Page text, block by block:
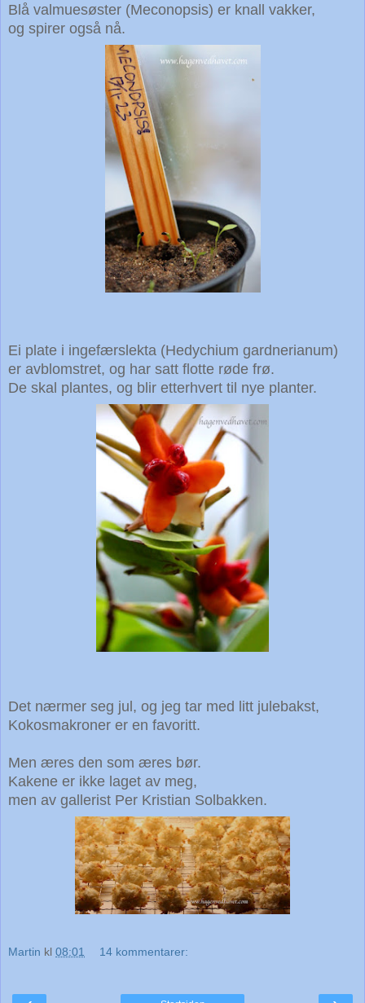
Blå valmuesøster (Meconopsis) er knall vakker,
og spirer også nå.
Ei plate i ingefærslekta (Hedychium gardnerianum)
er avblomstret, og har satt flotte røde frø.
De skal plantes, og blir etterhvert til nye planter.
Det nærmer seg jul, og jeg tar med litt julebakst,
Kokosmakroner er en favoritt.
Men æres den som æres bør.
Kakene er ikke laget av meg,
men av gallerist Per Kristian Solbakken.
Martin kl 08:01 14 kommentarer: